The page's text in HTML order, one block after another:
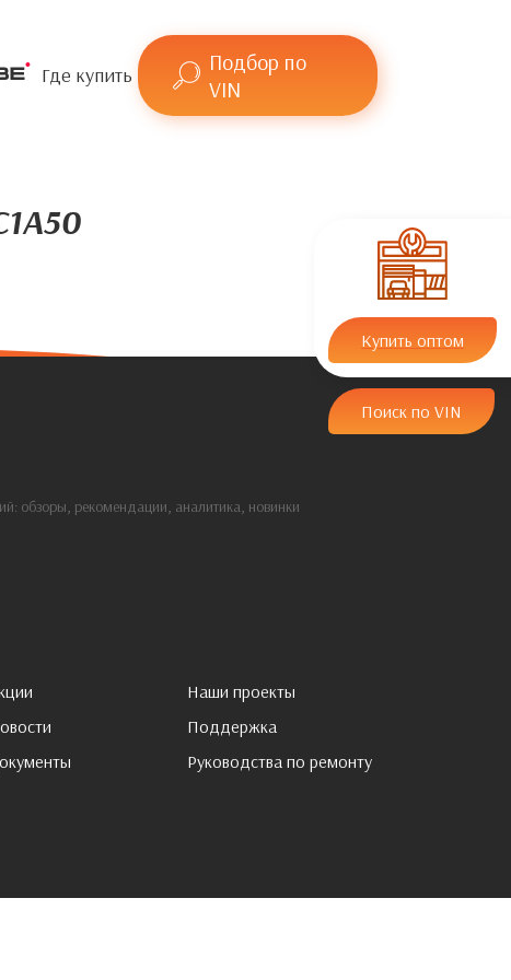
Где купить
Подбор по
VIN
обзоры, рекомендации, аналитика, новинки
Наши проекты
Поддержка
Pуководства по ремонту
Купить оптом
Поиск по VIN